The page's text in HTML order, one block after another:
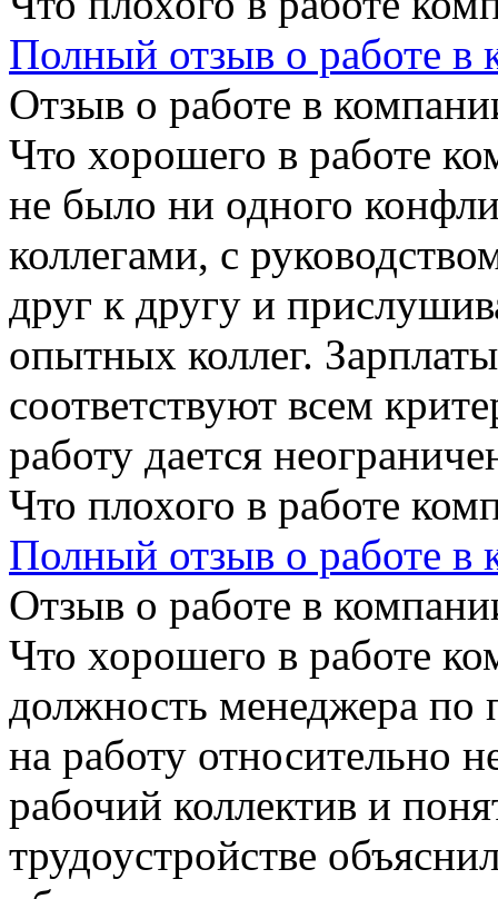
Полный отзыв о работе в
Отзыв о работе в
Что хорошего в работе
не было ни одного
коллегами, с
друг к другу и
опытных коллег.
соответствуют всем
работу дается
Что плохого в работе
Полный отзыв о работе в
Отзыв о работе в
Что хорошего в работе
должность менеджера по
на работу относительно
рабочий коллектив и
трудоустройстве